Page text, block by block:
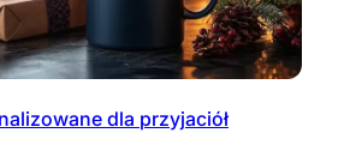
dla przyjaciół